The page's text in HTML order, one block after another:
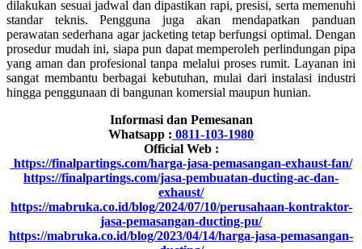
dilakukan sesuai jadwal dan dipastikan rapi, presisi, serta memenuhi
standar teknis. Pengguna juga akan mendapatkan panduan
perawatan sederhana agar jacketing tetap berfungsi optimal. Dengan
prosedur mudah ini, siapa pun dapat memperoleh perlindungan pipa
yang aman dan profesional tanpa melalui proses rumit. Layanan ini
sangat membantu berbagai kebutuhan, mulai dari instalasi industri
hingga penggunaan di bangunan komersial maupun hunian.
Informasi dan Pemesanan
Whatsapp : 0811-103-1980
Official Web :
https://finalpartings.com/harga-jasa-pemasangan-exhaust-fan/
https://finalpartings.com/jasa-pembuatan-ducting-ac-dan-
exhaust/
https://mabruka.co.id/blog/2024/07/10/perusahaan-kontraktor-
jasa-pemasangan-ducting-pu/
https://mabruka.co.id/blog/2023/04/14/harga-jasa-pemasangan-